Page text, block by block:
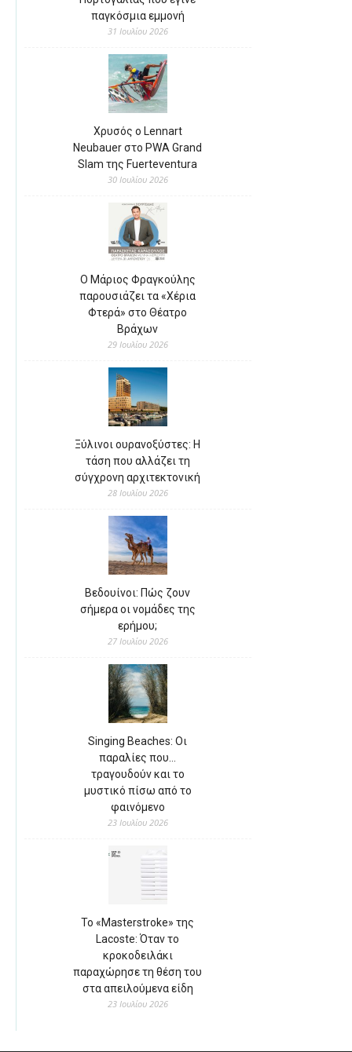
παγκόσμια εμμονή
31 Ιουλίου 2026
Χρυσός ο Lennart
Neubauer στο PWA Grand
Slam της Fuerteventura
30 Ιουλίου 2026
Ο Μάριος Φραγκούλης
παρουσιάζει τα «Χέρια
Φτερά» στο Θέατρο
Βράχων
29 Ιουλίου 2026
Ξύλινοι ουρανοξύστες: Η
τάση που αλλάζει τη
σύγχρονη αρχιτεκτονική
28 Ιουλίου 2026
Βεδουίνοι: Πώς ζουν
σήμερα οι νομάδες της
ερήμου;
27 Ιουλίου 2026
Singing Beaches: Οι
παραλίες που…
τραγουδούν και το
μυστικό πίσω από το
φαινόμενο
23 Ιουλίου 2026
Το «Masterstroke» της
Lacoste: Όταν το
κροκοδειλάκι
παραχώρησε τη θέση του
στα απειλούμενα είδη
23 Ιουλίου 2026